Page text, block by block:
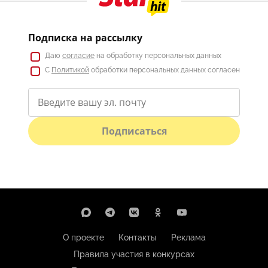
Подписка на рассылку
Даю согласие на обработку персональных данных
С Политикой обработки персональных данных согласен
Подписаться
О проекте Контакты
Реклама
Правила участия в конкурсах